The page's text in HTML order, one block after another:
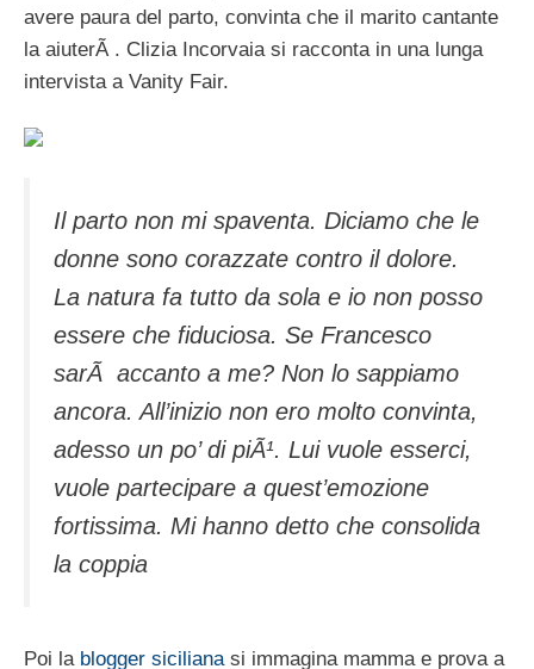
avere paura del parto, convinta che il marito cantante
la aiuterÃ . Clizia Incorvaia si racconta in una lunga
intervista a Vanity Fair.
Il parto non mi spaventa. Diciamo che le
donne sono corazzate contro il dolore.
La natura fa tutto da sola e io non posso
essere che fiduciosa. Se Francesco
sarÃ accanto a me? Non lo sappiamo
ancora. All’inizio non ero molto convinta,
adesso un po’ di piÃ¹. Lui vuole esserci,
vuole partecipare a quest’emozione
fortissima. Mi hanno detto che consolida
la coppia
Poi la blogger sicilianasi immagina mamma e prova a